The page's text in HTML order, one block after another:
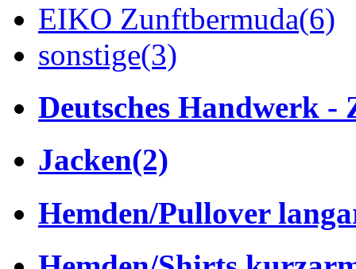
EIKO Zunftbermuda(6)
sonstige(3)
Deutsches Handwerk -
Jacken(2)
Hemden/Pullover